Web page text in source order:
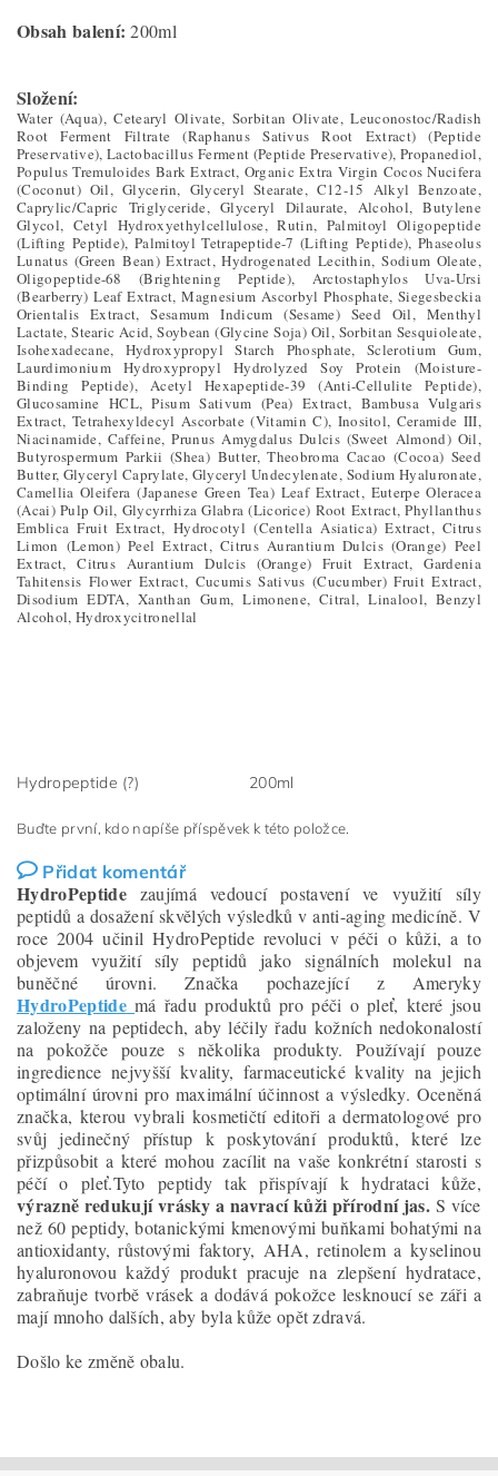
Obsah balení: 200ml
Složení:
Water (Aqua), Cetearyl Olivate, Sorbitan Olivate, Leuconostoc/Radish
Root Ferment Filtrate (Raphanus Sativus Root Extract) (Peptide
Preservative), Lactobacillus Ferment (Peptide Preservative), Propanediol,
Populus Tremuloides Bark Extract, Organic Extra Virgin Cocos Nucifera
(Coconut) Oil, Glycerin, Glyceryl Stearate, C12-15 Alkyl Benzoate,
Caprylic/Capric Triglyceride, Glyceryl Dilaurate, Alcohol, Butylene
Glycol, Cetyl Hydroxyethylcellulose, Rutin, Palmitoyl Oligopeptide
(Lifting Peptide), Palmitoyl Tetrapeptide-7 (Lifting Peptide), Phaseolus
Lunatus (Green Bean) Extract, Hydrogenated Lecithin, Sodium Oleate,
Oligopeptide-68 (Brightening Peptide), Arctostaphylos Uva-Ursi
(Bearberry) Leaf Extract, Magnesium Ascorbyl Phosphate, Siegesbeckia
Orientalis Extract, Sesamum Indicum (Sesame) Seed Oil, Menthyl
Lactate, Stearic Acid, Soybean (Glycine Soja) Oil, Sorbitan Sesquioleate,
Isohexadecane, Hydroxypropyl Starch Phosphate, Sclerotium Gum,
Laurdimonium Hydroxypropyl Hydrolyzed Soy Protein (Moisture-
Binding Peptide), Acetyl Hexapeptide-39 (Anti-Cellulite Peptide),
Glucosamine HCL, Pisum Sativum (Pea) Extract, Bambusa Vulgaris
Extract, Tetrahexyldecyl Ascorbate (Vitamin C), Inositol, Ceramide III,
Niacinamide, Caffeine, Prunus Amygdalus Dulcis (Sweet Almond) Oil,
Butyrospermum Parkii (Shea) Butter, Theobroma Cacao (Cocoa) Seed
Butter, Glyceryl Caprylate, Glyceryl Undecylenate, Sodium Hyaluronate,
Camellia Oleifera (Japanese Green Tea) Leaf Extract, Euterpe Oleracea
(Acai) Pulp Oil, Glycyrrhiza Glabra (Licorice) Root Extract, Phyllanthus
Emblica Fruit Extract, Hydrocotyl (Centella Asiatica) Extract, Citrus
Limon (Lemon) Peel Extract, Citrus Aurantium Dulcis (Orange) Peel
Extract, Citrus Aurantium Dulcis (Orange) Fruit Extract, Gardenia
Tahitensis Flower Extract, Cucumis Sativus (Cucumber) Fruit Extract,
Disodium EDTA, Xanthan Gum, Limonene, Citral, Linalool, Benzyl
Alcohol, Hydroxycitronellal
Hydropeptide (?) 200ml
Buďte první, kdo napíše příspěvek k této položce.
Přidat komentář
HydroPeptide zaujímá vedoucí postavení ve využití síly
peptidů a dosažení skvělých výsledků v anti-aging medicíně. V
roce 2004 učinil HydroPeptide revoluci v péči o kůži, a to
objevem využití síly peptidů jako signálních molekul na
buněčné úrovni. Značka pochazející z Ameryky
HydroPeptide má řadu produktů pro péči o pleť, které jsou
založeny na peptidech, aby léčily řadu kožních nedokonalostí
na pokožče pouze s několika produkty. Používají pouze
ingredience nejvyšší kvality, farmaceutické kvality na jejich
optimální úrovni pro maximální účinnost a výsledky. Oceněná
značka, kterou vybrali kosmetičtí editoři a dermatologové pro
svůj jedinečný přístup k poskytování produktů, které lze
přizpůsobit a které mohou zacílit na vaše konkrétní starosti s
péčí o pleť.Tyto peptidy tak přispívají k hydrataci kůže,
výrazně redukují vrásky a navrací kůži přírodní jas. S více
než 60 peptidy, botanickými kmenovými buňkami bohatými na
antioxidanty, růstovými faktory, AHA, retinolem a kyselinou
hyaluronovou každý produkt pracuje na zlepšení hydratace,
zabraňuje tvorbě vrásek a dodává pokožce lesknoucí se záři a
mají mnoho dalších, aby byla kůže opět zdravá.
Došlo ke změně obalu.